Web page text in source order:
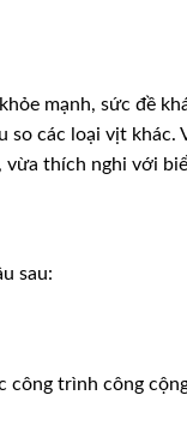
mạnh, sức đề
các loại vịt khác.
vừa thích nghi với
sau:
công trình công